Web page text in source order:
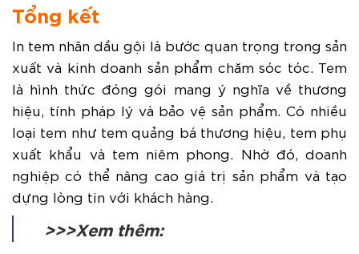
Tổng kết
In tem nhãn dầu gội là bước quan trọng trong sản
xuất và kinh doanh sản phẩm chăm sóc tóc. Tem
là hình thức đóng gói mang ý nghĩa về thương
hiệu, tính pháp lý và bảo vệ sản phẩm. Có nhiều
loại tem như tem quảng bá thương hiệu, tem phụ
xuất khẩu và tem niêm phong. Nhờ đó, doanh
nghiệp có thể nâng cao giá trị sản phẩm và tạo
dựng lòng tin với khách hàng.
>>>Xem thêm: